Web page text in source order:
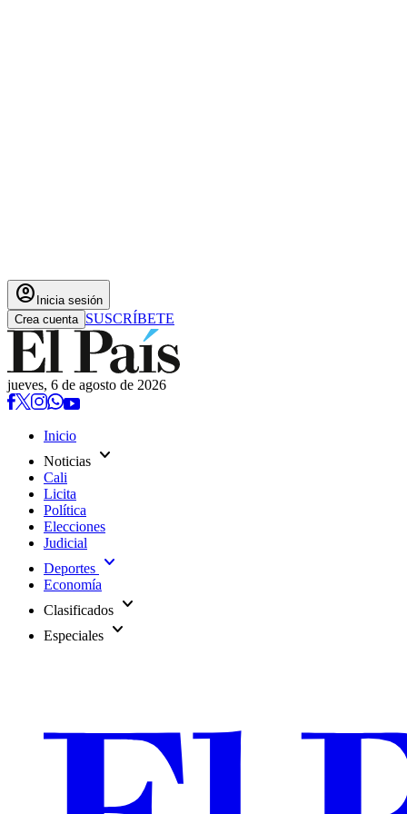
account_circle Inicia sesión
Crea cuenta SUSCRÍBETE
jueves, 6 de agosto de 2026
Inicio
Noticias expand_more
Cali
Licita
Política
Elecciones
Judicial
Deportes expand_more
Economía
Clasificados expand_more
Especiales expand_more